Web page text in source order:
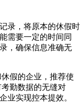
录，将原本的休假时
需要一定的时间同
，确保信息准确无
假的企业，推荐使
勤数据的无缝对
业实现控本提效。